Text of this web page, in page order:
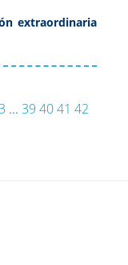
extraordinaria
... 39 4041 42